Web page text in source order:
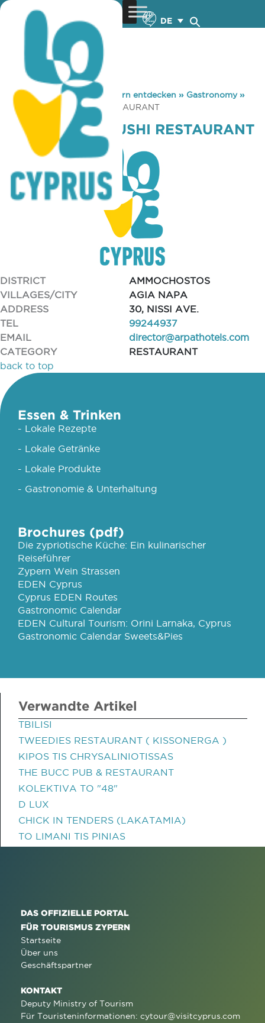
DE
You are here: Home »Zypern entdecken » Gastronomy»
KYOTO ASIAN SUSHI RESTAURANT
KYOTO ASIAN SUSHI RESTAURANT
DISTRICT
AMMOCHOSTOS
VILLAGES/CITY
AGIA NAPA
ADDRESS
30, NISSI AVE.
TEL
99244937
EMAIL
director@arpathotels.com
CATEGORY
RESTAURANT
back to top
Essen & Trinken
- Lokale Rezepte
- Lokale Getränke
- Lokale Produkte
- Gastronomie & Unterhaltung
Brochures (pdf)
Die zypriotische Küche: Ein kulinarischer
Reiseführer
Zypern Wein Strassen
EDEN Cyprus
Cyprus EDEN Routes
Gastronomic Calendar
EDEN Cultural Tourism: Orini Larnaka, Cyprus
Gastronomic Calendar Sweets&Pies
Verwandte Artikel
TBILISI
TWEEDIES RESTAURANT ( KISSONERGA )
KIPOS TIS CHRYSALINIOTISSAS
THE BUCC PUB & RESTAURANT
KOLEKTIVA TO "48"
D LUX
CHICK IN TENDERS (LAKATAMIA)
TO LIMANI TIS PINIAS
DAS OFFIZIELLE PORTAL
FÜR TOURISMUS ZYPERN
Startseite
Über uns
Geschäftspartner
KONTAKT
Deputy Ministry of Tourism
Für Touristeninformationen: cytour@visitcyprus.com